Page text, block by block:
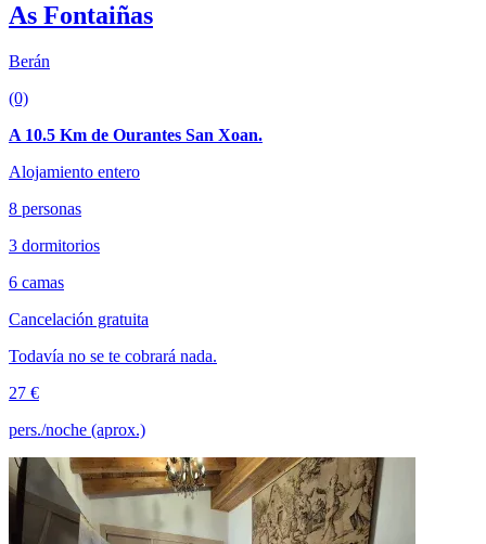
As Fontaiñas
Berán
(0)
A 10.5 Km de Ourantes San Xoan.
Alojamiento entero
8 personas
3 dormitorios
6 camas
Cancelación gratuita
Todavía no se te cobrará nada.
27 €
pers./noche (aprox.)